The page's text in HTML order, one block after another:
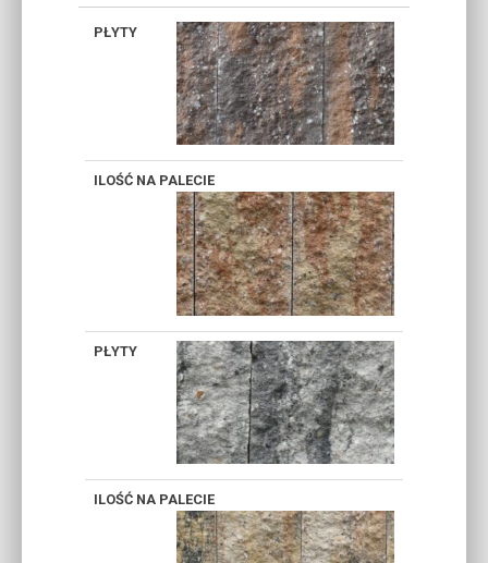
A4
CZEKOLADA
A5
TOFFI
A6
MARAGO
MOCCA